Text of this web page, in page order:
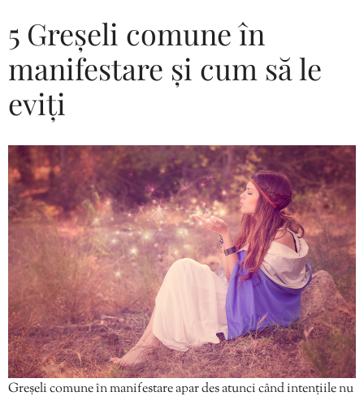
5 Greșeli comune în
manifestare și cum să le
eviți
Greșeli comune în manifestare apar des atunci când intențiile nu